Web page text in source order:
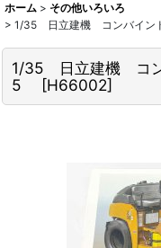
ホーム > その他いろいろ
> 1/35 日立建機 コンバイン
1/35 日立建機 コ
5
[H66002]